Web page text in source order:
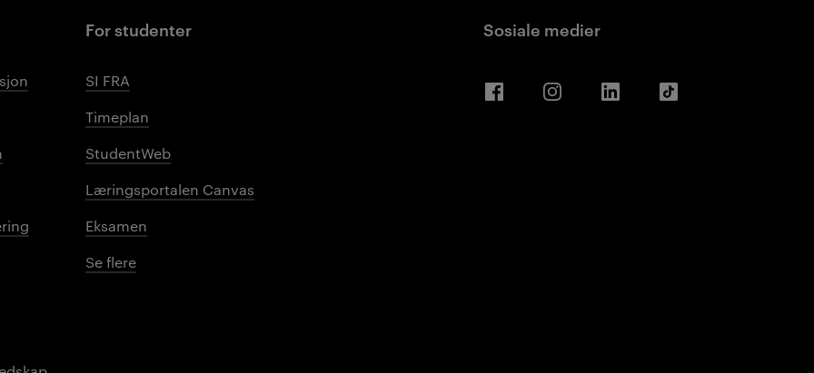
For studenter
SI FRA
Timeplan
StudentWeb
Læringsportalen Canvas
Eksamen
Se flere
Sosiale medier